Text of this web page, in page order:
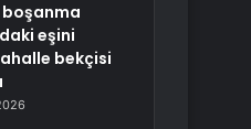
boşanma
eşini
bekçisi